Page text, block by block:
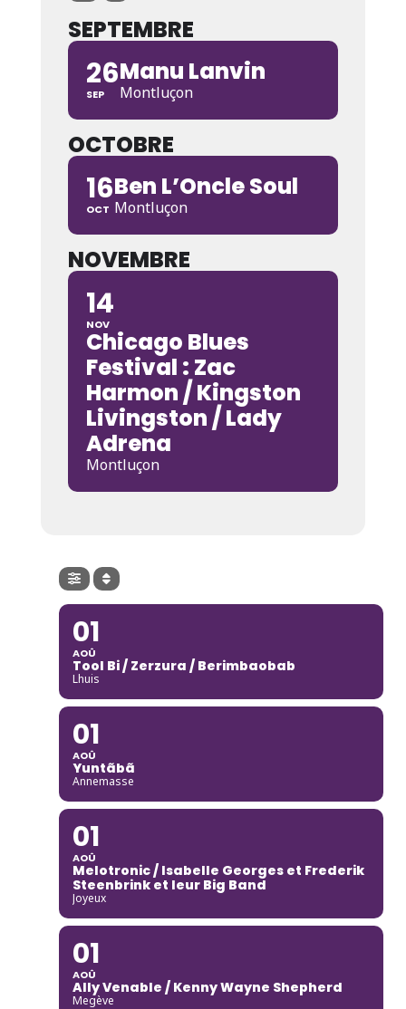
SEPTEMBRE
26
SEP
Manu Lanvin
Montluçon
OCTOBRE
16
OCT
Ben L’Oncle Soul
Montluçon
NOVEMBRE
14
NOV
Chicago Blues
Festival : Zac
Harmon / Kingston
Livingston / Lady
Adrena
Montluçon
01
AOÛ
Tool Bi / Zerzura / Berimbaobab
Lhuis
01
AOÛ
Yuntãbã
Annemasse
01
AOÛ
Melotronic / Isabelle Georges et Frederik
Steenbrink et leur Big Band
Joyeux
01
AOÛ
Ally Venable / Kenny Wayne Shepherd
Megève